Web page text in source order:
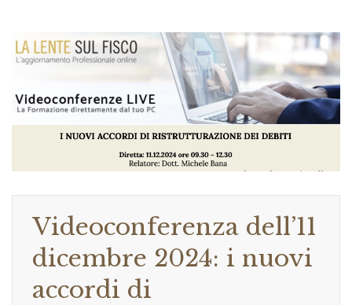
Videoconferenza dell’11
dicembre 2024: i nuovi
accordi di